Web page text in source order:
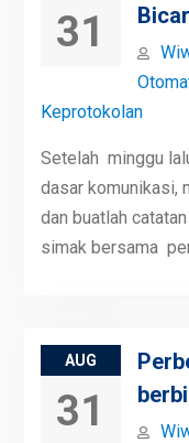
31
Keprotokolan
Setelah minggu
dasar komunikasi,
dan buatlah
simak bersama
AUG
31